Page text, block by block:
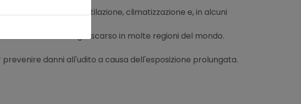
utilizzano ventilazione, climatizzazione e, in alcuni
un bene naturale già scarso in molte regioni del mondo.
danni all'udito a causa dell'esposizione prolungata.